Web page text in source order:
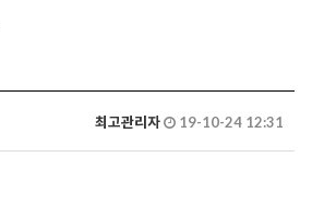
최고관리자 19-10-24 12:31